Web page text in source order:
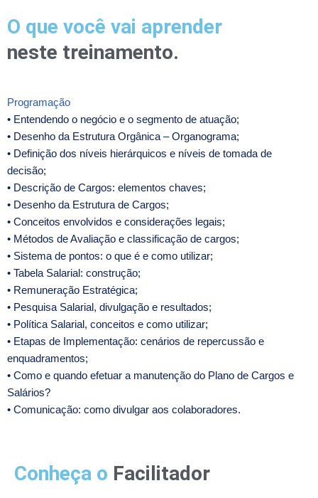
O que você vai aprender
neste treinamento.
Programação
• Entendendo o negócio e o segmento de atuação;
• Desenho da Estrutura Orgânica – Organograma;
• Definição dos níveis hierárquicos e níveis de tomada de
decisão;
• Descrição de Cargos: elementos chaves;
• Desenho da Estrutura de Cargos;
• Conceitos envolvidos e considerações legais;
• Métodos de Avaliação e classificação de cargos;
• Sistema de pontos: o que é e como utilizar;
• Tabela Salarial: construção;
• Remuneração Estratégica;
• Pesquisa Salarial, divulgação e resultados;
• Política Salarial, conceitos e como utilizar;
• Etapas de Implementação: cenários de repercussão e
enquadramentos;
• Como e quando efetuar a manutenção do Plano de Cargos e
Salários?
• Comunicação: como divulgar aos colaboradores.
Conheça o Facilitador